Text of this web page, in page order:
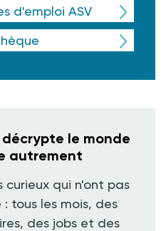
d'emploi ASV
le monde
autrement
curieux qui n'ont pas
tous les mois, des
des jobs et des